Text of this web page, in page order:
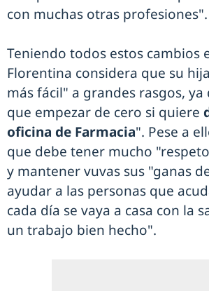
con muchas otras profesiones".
Teniendo todos estos cambios
Florentina considera que su
más fácil" a grandes rasgos,
que empezar de cero si quiere
oficina de Farmacia". Pese a
que debe tener mucho
y mantener vuvas sus "ganas
ayudar a las personas que
cada día se vaya a casa con la
un trabajo bien hecho".